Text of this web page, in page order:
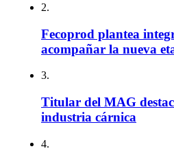
2.
Fecoprod plantea
acompañar la nueva
3.
Titular del MAG
industria cárnica
4.